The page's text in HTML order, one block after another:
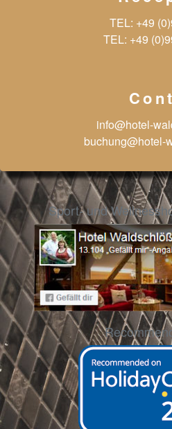
TEL: +49
TEL: +49
info@hotel-
buchung@hotel-
Sport- und